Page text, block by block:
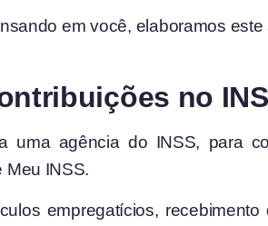
em você, elaboramos este
no
uma agência do INSS, para
Meu INSS.
empregatícios,